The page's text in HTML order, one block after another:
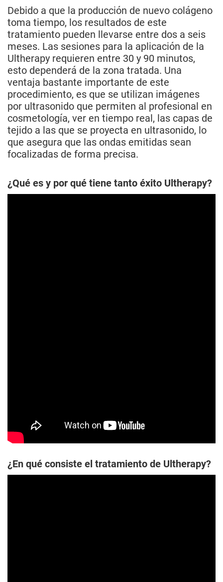
Debido a que la producción de nuevo colágeno
toma tiempo, los resultados de este
tratamiento pueden llevarse entre dos a seis
meses. Las sesiones para la aplicación de la
Ultherapy requieren entre 30 y 90 minutos,
esto dependerá de la zona tratada. Una
ventaja bastante importante de este
procedimiento, es que se utilizan imágenes
por ultrasonido que permiten al profesional en
cosmetología, ver en tiempo real, las capas de
tejido a las que se proyecta en ultrasonido, lo
que asegura que las ondas emitidas sean
focalizadas de forma precisa.
¿Qué es y por qué tiene tanto éxito Ultherapy?
¿En qué consiste el tratamiento de Ultherapy?